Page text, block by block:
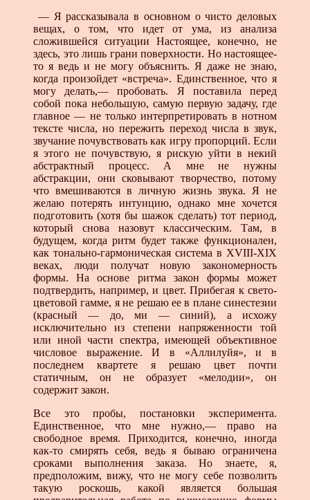
— Я рассказывала в основном о чисто деловых
вещах, о том, что идет от ума, из анализа
сложившейся ситуации Настоящее, конечно, не
здесь, это лишь грани поверхности. Но настоящее-
то я ведь и не могу объяснить. Я даже не знаю,
когда произойдет «встреча». Единственное, что я
могу делать,— пробовать. Я поставила перед
собой пока небольшую, самую первую задачу, где
главное — не только интерпретировать в нотном
тексте числа, но пережить переход числа в звук,
звучание почувствовать как игру пропорций. Если
я этого не почувствую, я рискую уйти в некий
абстрактный процесс. А мне не нужны
абстракции, они сковывают творчество, потому
что вмешиваются в личную жизнь звука. Я не
желаю потерять интуицию, однако мне хочется
подготовить (хотя бы шажок сделать) тот период,
который снова назовут классическим. Там, в
будущем, когда ритм будет также функционален,
как тонально-гармоническая система в XVIII-XIX
веках, люди получат новую закономерность
формы. На основе ритма закон формы может
подтвердить, например, и цвет. Прибегая к свето-
цветовой гамме, я не решаю ее в плане синестезии
(красный — до, ми — синий), а исхожу
исключительно из степени напряженности той
или иной части спектра, имеющей объективное
числовое выражение. И в «Аллилуйя», и в
последнем квартете я решаю цвет почти
статичным, он не образует «мелодии», он
содержит закон.
Все это пробы, постановки эксперимента.
Единственное, что мне нужно,— право на
свободное время. Приходится, конечно, иногда
как-то смирять себя, ведь я бываю ограничена
сроками выполнения заказа. Но знаете, я,
предположим, вижу, что не могу себе позволить
такую роскошь, какой является большая